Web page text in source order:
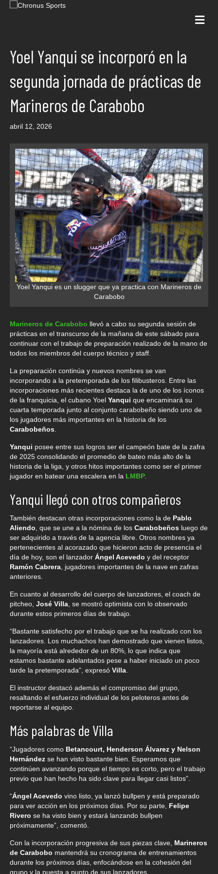
Yoel Yanqui se incorporó en la
segunda jornada de prácticas de
Marineros de Carabobo
abril 12, 2026
Yoel Yanqui es un slugger que ya practica con Marineros de
Carabobo
Marineros de Carabobo llevó a cabo su segunda sesión de
prácticas en el transcurso de la mañana de este sábado para
continuar con el trabajo de preparación realizado de la mano de
todos los miembros del cuerpo técnico y staff.
La preparación continúa y nuevos nombres se van
incorporando a la pretemporada de los filibusteros. Entre las
incorporaciones más recientes destaca la de uno de los íconos
de la franquicia, el cubano Yoel Yanqui que encaminará su
cuarta temporada junto al conjunto carabobeño siendo uno de
los jugadores más importantes en la historia de los
Carabobeños
Yanqui posee entre sus logros ser el campeón bate de la zafra
de 2025 consolidando el promedio de bateo más alto de la
historia de la liga, y otros hitos importantes como ser el primer
jugador en batear una escalera en la LMBP
Yanqui llegó con otros compañeros
También destacan otras incorporaciones como la de Pablo
Aliendo , que se une a la nómina de los Carabobeños luego de
ser adquirido a través de la agencia libre. Otros nombres ya
pertenecientes al acorazado que hicieron acto de presencia el
día de hoy, son el lanzador Ángel Acevedo y del receptor
Ramón Cabrera , jugadores importantes de la nave en zafras
anteriores.
En cuanto al desarrollo del cuerpo de lanzadores, el coach de
pitcheo, José Villa , se mostró optimista con lo observado
durante estos primeros días de trabajo.
“Bastante satisfecho por el trabajo que se ha realizado con los
lanzadores. Los muchachos han demostrado que vienen listos,
la mayoría está alrededor de un 80%, lo que indica que
estamos bastante adelantados pese a haber iniciado un poco
tarde la pretemporada”, expresó Villa
El instructor destacó además el compromiso del grupo,
resaltando el esfuerzo individual de los peloteros antes de
reportarse al equipo.
Más palabras de Villa
“Jugadores como Betancourt, Henderson Álvarez y Nelson
Hernández se han visto bastante bien. Esperamos que
continúen avanzando porque el tiempo es corto, pero el trabajo
previo que han hecho ha sido clave para llegar casi listos”.
“Ángel Acevedo vino listo, ya lanzó bullpen y está preparado
para ver acción en los próximos días. Por su parte, Felipe
Rivero se ha visto bien y estará lanzando bullpen
próximamente”, comentó.
Con la incorporación progresiva de sus piezas clave, Marineros
de Carabobo mantendrá su cronograma de entrenamientos
durante los próximos días, enfocándose en la cohesión del
grupo y la puesta a punto de sus lanzadores.